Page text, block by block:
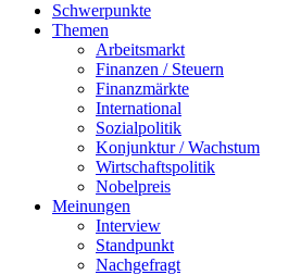
Schwerpunkte
Themen
Arbeitsmarkt
Finanzen / Steuern
Finanzmärkte
International
Sozialpolitik
Konjunktur / Wachstum
Wirtschaftspolitik
Nobelpreis
Meinungen
Interview
Standpunkt
Nachgefragt